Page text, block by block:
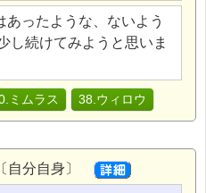
あったような、ないよう
し続けてみようと思いま
ミムラス 38.ウィロウ
分自身〕